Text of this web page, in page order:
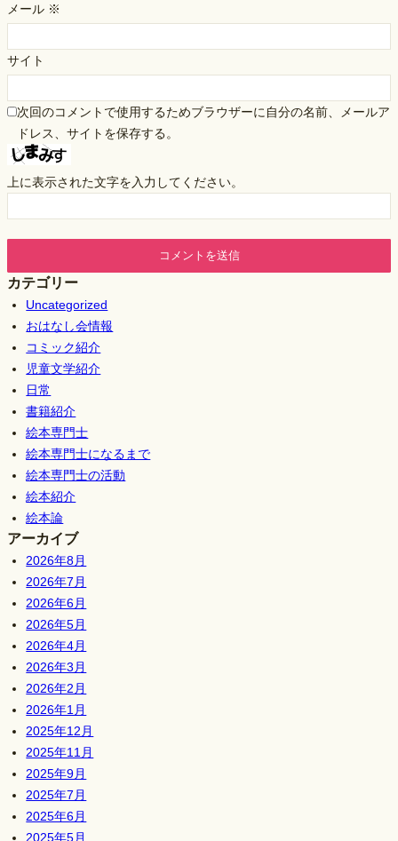
メール ※
サイト
次回のコメントで使用するためブラウザーに自分の名前、メールア
ドレス、サイトを保存する。
上に表示された文字を入力してください。
カテゴリー
Uncategorized
おはなし会情報
コミック紹介
児童文学紹介
日常
書籍紹介
絵本専門士
絵本専門士になるまで
絵本専門士の活動
絵本紹介
絵本論
アーカイブ
2026年8月
2026年7月
2026年6月
2026年5月
2026年4月
2026年3月
2026年2月
2026年1月
2025年12月
2025年11月
2025年9月
2025年7月
2025年6月
2025年5月